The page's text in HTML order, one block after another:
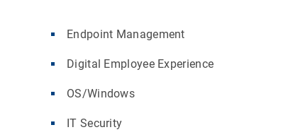
Endpoint Management
Digital Employee Experience
OS/Windows
IT Security